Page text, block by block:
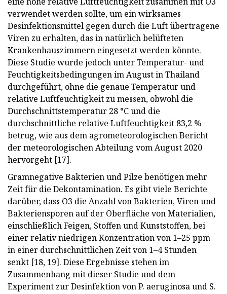
verwendet werden sollte, um ein wirksames
Desinfektionsmittel gegen durch die Luft übertragene
Viren zu erhalten, das in natürlich belüfteten
Krankenhauszimmern eingesetzt werden könnte.
Diese Studie wurde jedoch unter Temperatur- und
Feuchtigkeitsbedingungen im August in Thailand
durchgeführt, ohne die genaue Temperatur und
relative Luftfeuchtigkeit zu messen, obwohl die
Durchschnittstemperatur 28 °C und die
durchschnittliche relative Luftfeuchtigkeit 83,2 %
betrug, wie aus dem agrometeorologischen Bericht
der meteorologischen Abteilung vom August 2020
hervorgeht [17].
Gramnegative Bakterien und Pilze benötigen mehr
Zeit für die Dekontamination. Es gibt viele Berichte
darüber, dass O3 die Anzahl von Bakterien, Viren und
Bakteriensporen auf der Oberfläche von Materialien,
einschließlich Feigen, Stoffen und Kunststoffen, bei
einer relativ niedrigen Konzentration von 1–25 ppm
in einer durchschnittlichen Zeit von 1–4 Stunden
senkt [18, 19]. Diese Ergebnisse stehen im
Zusammenhang mit dieser Studie und dem
Experiment zur Desinfektion von P. aeruginosa und S.